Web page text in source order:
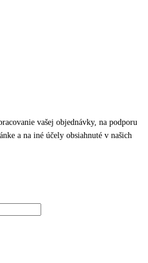
vašej objednávky, na podporu
a na iné účely obsiahnuté v našich